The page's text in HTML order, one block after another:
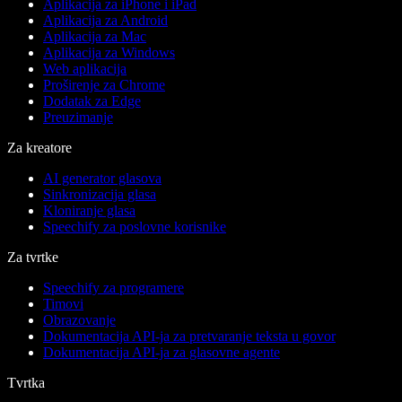
Aplikacija za iPhone i iPad
Aplikacija za Android
Aplikacija za Mac
Aplikacija za Windows
Web aplikacija
Proširenje za Chrome
Dodatak za Edge
Preuzimanje
Za kreatore
AI generator glasova
Sinkronizacija glasa
Kloniranje glasa
Speechify za poslovne korisnike
Za tvrtke
Speechify za programere
Timovi
Obrazovanje
Dokumentacija API-ja za pretvaranje teksta u govor
Dokumentacija API-ja za glasovne agente
Tvrtka